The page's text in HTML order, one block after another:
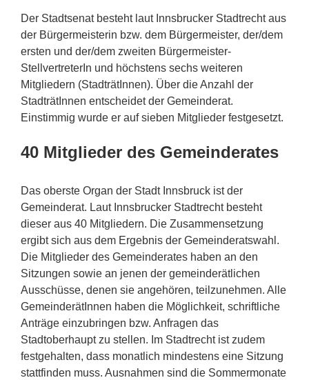
Der Stadtsenat besteht laut Innsbrucker Stadtrecht aus
der Bürgermeisterin bzw. dem Bürgermeister, der/dem
ersten und der/dem zweiten Bürgermeister-
StellvertreterIn und höchstens sechs weiteren
Mitgliedern (StadträtInnen). Über die Anzahl der
StadträtInnen entscheidet der Gemeinderat.
Einstimmig wurde er auf sieben Mitglieder festgesetzt.
40 Mitglieder des Gemeinderates
Das oberste Organ der Stadt Innsbruck ist der
Gemeinderat. Laut Innsbrucker Stadtrecht besteht
dieser aus 40 Mitgliedern. Die Zusammensetzung
ergibt sich aus dem Ergebnis der Gemeinderatswahl.
Die Mitglieder des Gemeinderates haben an den
Sitzungen sowie an jenen der gemeinderätlichen
Ausschüsse, denen sie angehören, teilzunehmen. Alle
GemeinderätInnen haben die Möglichkeit, schriftliche
Anträge einzubringen bzw. Anfragen das
Stadtoberhaupt zu stellen. Im Stadtrecht ist zudem
festgehalten, dass monatlich mindestens eine Sitzung
stattfinden muss. Ausnahmen sind die Sommermonate